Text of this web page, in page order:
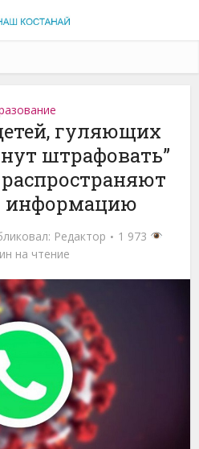
гуляющих
штрафовать”
информацию
Редактор
1 973
на чтение